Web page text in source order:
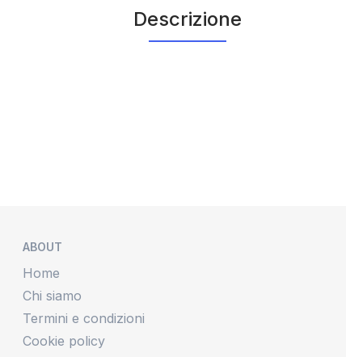
Descrizione
ABOUT
Home
Chi siamo
Termini e condizioni
Cookie policy